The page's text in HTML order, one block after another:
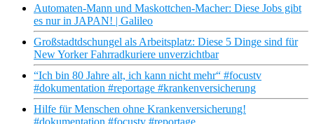
Automaten-Mann und Maskottchen-Macher: Diese Jobs gibt
es nur in JAPAN! | Galileo
Großstadtdschungel als Arbeitsplatz: Diese 5 Dinge sind für
New Yorker Fahrradkuriere unverzichtbar
“Ich bin 80 Jahre alt, ich kann nicht mehr“ #focustv
#dokumentation #reportage #krankenversicherung
Hilfe für Menschen ohne Krankenversicherung!